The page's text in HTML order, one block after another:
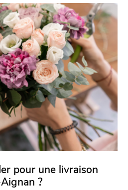
pour une livraison
?